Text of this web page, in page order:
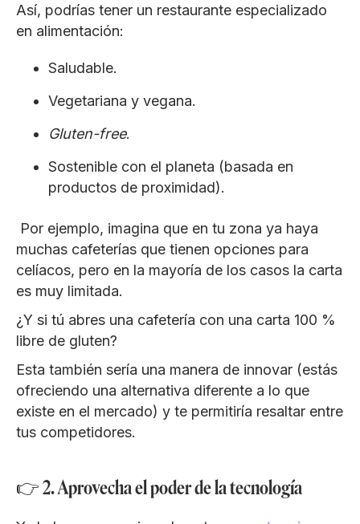
Así, podrías tener un restaurante especializado
en alimentación:
Saludable.
Vegetariana y vegana.
Gluten-free.
Sostenible con el planeta (basada en
productos de proximidad).
Por ejemplo, imagina que en tu zona ya haya
muchas cafeterías que tienen opciones para
celíacos, pero en la mayoría de los casos la carta
es muy limitada.
¿Y si tú abres una cafetería con una carta 100 %
libre de gluten?
Esta también sería una manera de innovar (estás
ofreciendo una alternativa diferente a lo que
existe en el mercado) y te permitiría resaltar entre
tus competidores.
👉 2. Aprovecha el poder de la tecnología